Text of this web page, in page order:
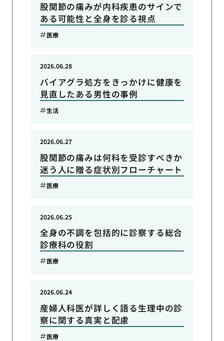
股関節の痛みが内科疾患のサインで
ある可能性と全身を診る視点
医療
バイアグラ処方をきっかけに健康を
見直したある男性の事例
2026.06.28
生活
股関節の痛みは何科を受診すべきか
迷う人に贈る症状別フローチャート
2026.06.27
医療
全身の不調を包括的に診察する総合
診療科の役割
2026.06.25
医療
産婦人科医が詳しく語る生理中の診
察に関する真実と配慮
2026.06.24
医療